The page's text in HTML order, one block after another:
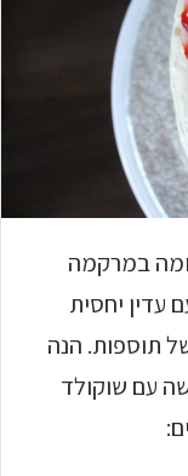
במרקמה
עדין יחסית
תוספות. הנה
עם שוקולד